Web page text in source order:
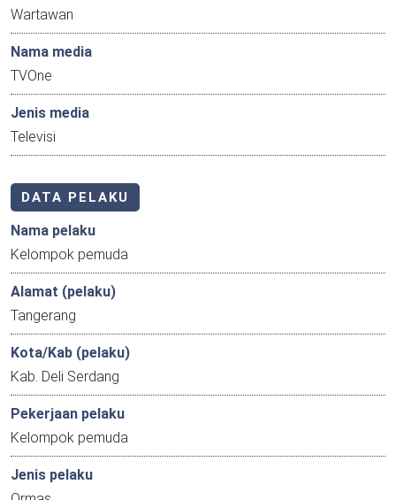
Wartawan
Nama media
TVOne
Jenis media
Televisi
DATA PELAKU
Nama pelaku
Kelompok pemuda
Alamat (pelaku)
Tangerang
Kota/Kab (pelaku)
Kab. Deli Serdang
Pekerjaan pelaku
Kelompok pemuda
Jenis pelaku